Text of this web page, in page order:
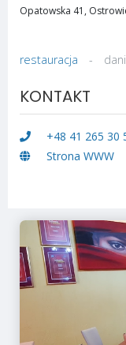
Opatowska 41,
restauracja -
KONTAKT
+48 41 265 30
Strona WWW